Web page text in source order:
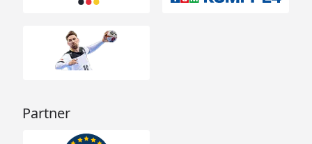
Partner